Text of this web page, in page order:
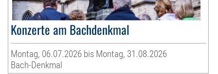
Konzerte am Bachdenkmal
Montag, 06.07.2026 bis Montag, 31.08.2026
Bach-Denkmal